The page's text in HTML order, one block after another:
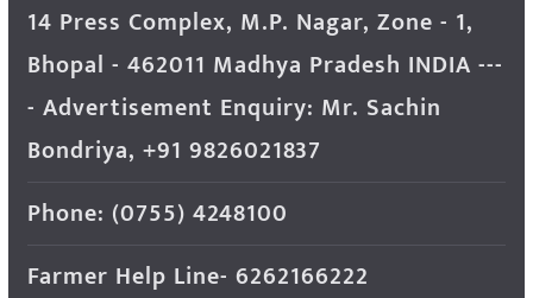
14 Press Complex, M.P. Nagar, Zone - 1,
Bhopal - 462011 Madhya Pradesh INDIA ---
- Advertisement Enquiry: Mr. Sachin
Bondriya, +91 9826021837
Phone: (0755) 4248100
Farmer Help Line- 6262166222